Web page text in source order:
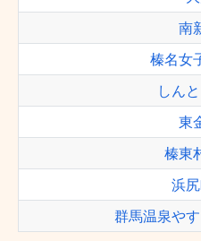
南
榛名女
しん
東
榛東
浜
群馬温泉や